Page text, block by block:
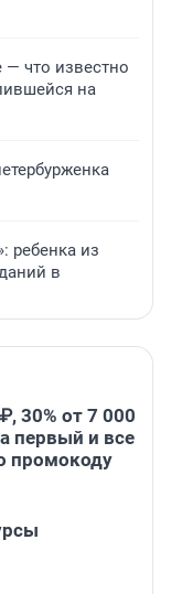
— что известно
на
ребенка из
в
30% от 7 000
первый и все
промокоду